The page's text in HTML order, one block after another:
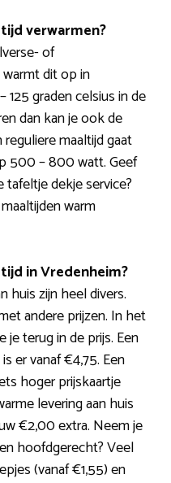
verwarmen?
of
warmt dit op in
125 graden celsius in de
dan kan je ook de
maaltijd gaat
500 – 800 watt. Geef
tafeltje dekje service?
warm
in Vredenheim?
huis zijn heel divers.
andere prijzen. In het
terug in de prijs. Een
er vanaf €4,75. Een
hoger prijskaartje
levering aan huis
€2,00 extra. Neem je
hoofdgerecht? Veel
(vanaf €1,55) en